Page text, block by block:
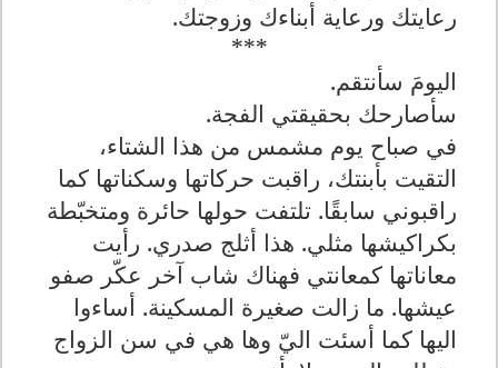
رعايتك ورعاية أبناءك وزوجتك.
***
اليومَ سأنتقم.
سأصارحك بحقيقتي الفجة.
في صباح يوم مشمس من هذا الشتاء،
التقيت بأبنتك، راقبت حركاتها وسكناتها كما
راقبوني سابقًا. تلتفت حولها حائرة ومتخبّطة
بكراكيشها مثلي. هذا أثلج صدري. رأيت
معاناتها كمعانتي فهناك شاب آخر عكّر صفو
عيشها. ما زالت صغيرة المسكينة. أساءوا
اليها كما أسئت اليّ وها هي في سن الزواج